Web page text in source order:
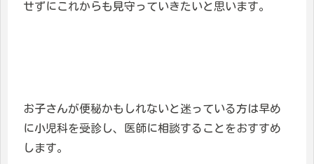
せずにこれからも見守っていきたいと思います。
お子さんが便秘かもしれないと迷っている方は早め
に小児科を受診し、医師に相談することをおすすめ
します。